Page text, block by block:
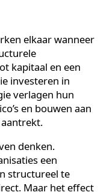
elkaar
tot kapitaal en
investeren in
verlagen hun
en bouwen
aantrekt.